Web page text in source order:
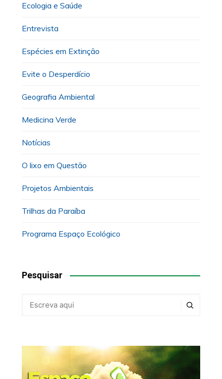
Ecologia e Saúde
Entrevista
Espécies em Extinção
Evite o Desperdício
Geografia Ambiental
Medicina Verde
Notícias
O lixo em Questão
Projetos Ambientais
Trilhas da Paraíba
Programa Espaço Ecológico
Pesquisar